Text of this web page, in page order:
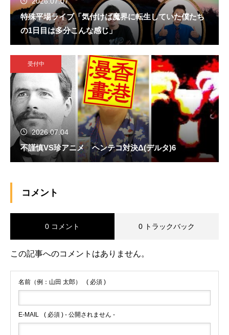
特殊平場ライブ「気付けば魔界に転生していた僕たち
の1日目は多分こんな感じ」
受付中
2026.07.04
不謹慎VS珍アニメ ヘンテコ対決Δ(デルタ)6
コメント
0 コメント 0 トラックバック
この記事へのコメントはありません。
名前（例：山田 太郎） ( 必須 )
E-MAIL ( 必須 ) - 公開されません -